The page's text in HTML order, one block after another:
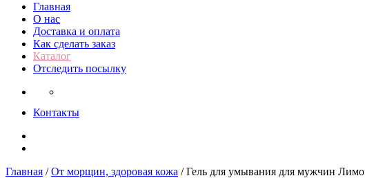
Главная
О нас
Доставка и оплата
Как сделать заказ
Каталог
Отследить посылку
Контакты
Главная /От морщин, здоровая кожа / Гель для умывания для мужчин